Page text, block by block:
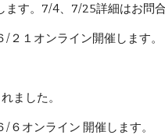
ます。7/4、7/25詳細はお問合
/２１オンライン開催します。
した。
/６ オンライン 開催します。